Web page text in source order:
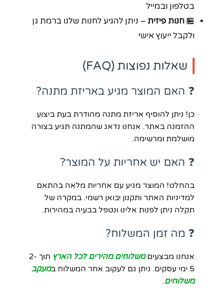
בטלפון ובמייל
🏪 חנות פיזית – ניתן להגיע לחנות שלנו ברמת גן
ולקבל ייעוץ אישי
שאלות נפוצות (FAQ)
❓ האם המוצר מגיע באריזת מתנה?
כן! ניתן להוסיף אריזת מתנה מהודרת בעת ביצוע
ההזמנה באתר. אנחנו נדאג שהמתנה תגיע בצורה
מושלמת ומרשימה.
❓ האם יש אחריות על המוצר?
בהחלט! המוצר מגיע עם אחריות מלאה בהתאם
למדיניות האתר ותקנון יבואן רשמי. במקרה של
תקלה ניתן לפנות אלינו ונטפל בבעיה במהירות.
❓ מה זמן המשלוח?
אנחנו מבצעיםמשלוחים מהירים לכל הארץ
תוך 2-
5 ימי עסקים. ניתן גם לעקוב אחר המשלוח ב
מעקב
משלוחים.